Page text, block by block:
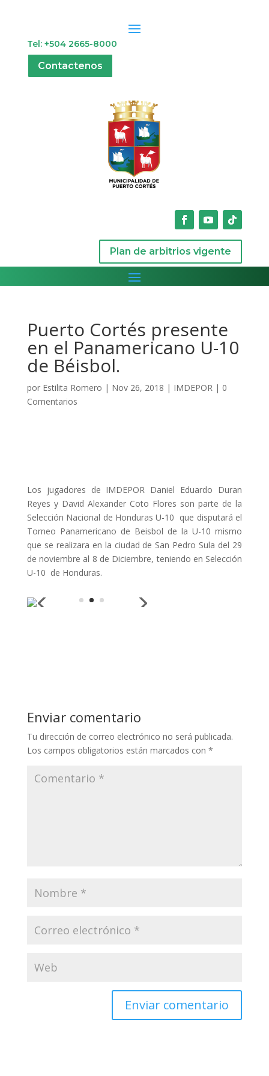
Tel: +504 2665-8000
Contactenos
Plan de arbitrios vigente
Puerto Cortés presente
en el Panamericano U-10
de Béisbol.
por Estilita Romero | Nov 26, 2018 | IMDEPOR| 0
Comentarios
Los jugadores de IMDEPOR Daniel Eduardo Duran
Reyes y David Alexander Coto Flores son parte de la
Selección Nacional de Honduras U-10 que disputará el
Torneo Panamericano de Beisbol de la U-10 mismo
que se realizara en la ciudad de San Pedro Sula del 29
de noviembre al 8 de Diciembre, teniendo en Selección
U-10 de Honduras.
Enviar comentario
Tu dirección de correo electrónico no será publicada.
Los campos obligatorios están marcados con *